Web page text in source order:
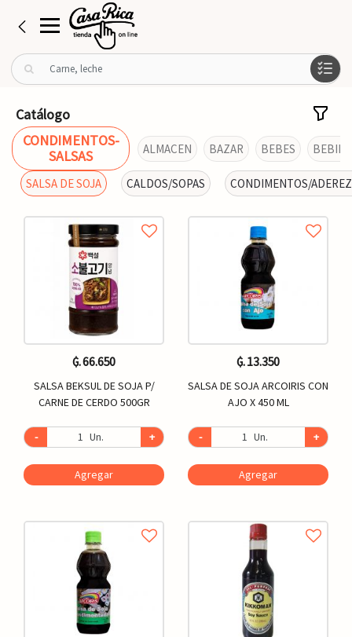
B
u
r
p
Catálogo
CONDIMENTOS-
SALSAS
ALMACEN BAZAR BEBES
SALSA DE SOJA CALDOS/SOPAS CONDIMENTOS/
₲. 66.650
SALSA BEKSUL DE SOJA P/
CARNE DE CERDO 500GR
- Un. +
Agregar
₲. 13.350
SALSA DE SOJA ARCOIRIS CON
AJO X 450 ML
- Un. +
Agregar